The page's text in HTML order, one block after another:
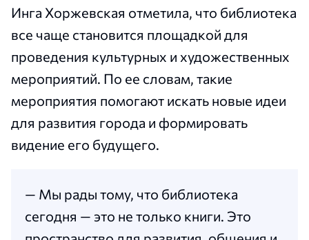
Инга Хоржевская отметила, что библиотека
все чаще становится площадкой для
проведения культурных и художественных
мероприятий. По ее словам, такие
мероприятия помогают искать новые идеи
для развития города и формировать
видение его будущего.
— Мы рады тому, что библиотека
сегодня — это не только книги. Это